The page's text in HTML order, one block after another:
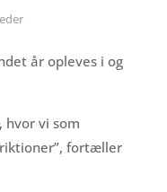
år opleves i og
hvor vi som
fortæller